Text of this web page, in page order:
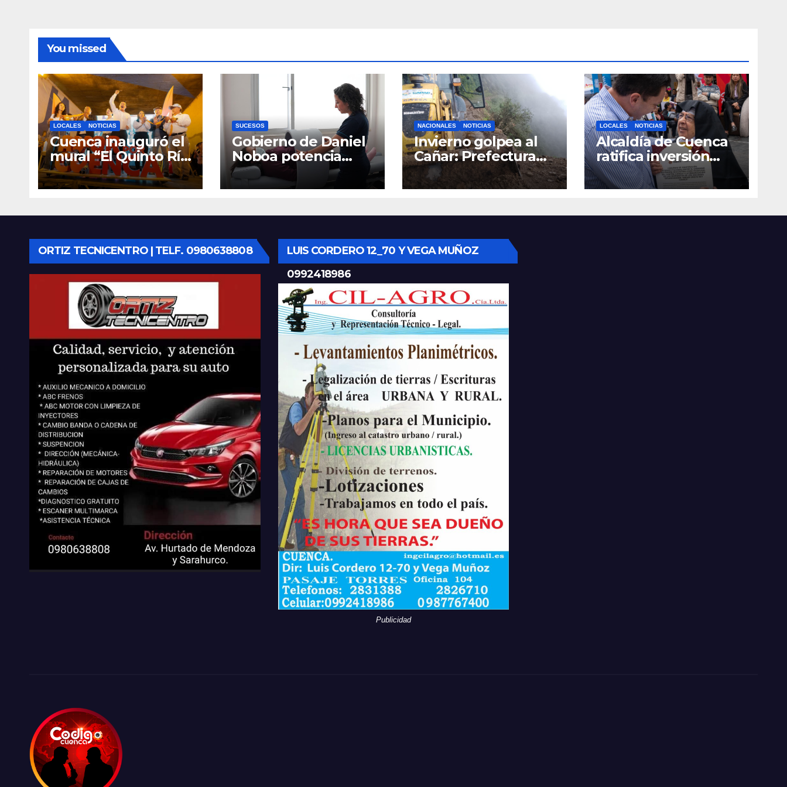
You missed
LOCALES NOTICIAS
Cuenca inauguró el
mural “El Quinto Río
Vive”, símbolo de la
defensa ciudadana
SUCESOS
Gobierno de Daniel
Noboa potencia
Centro Materno
Infantil y
Cuenca con nuevos
NACIONALES NOTICIAS
Invierno golpea al
Cañar: Prefectura
despliega
maquinaria en toda
mantener las vías
LOCALES NOTICIAS
Alcaldía de Cuenca
ratifica inversión
social con
fundaciones e
ORTIZ TECNICENTRO | TELF. 0980638808
LUIS CORDERO 12_70 Y VEGA MUÑOZ
0992418986
Publicidad